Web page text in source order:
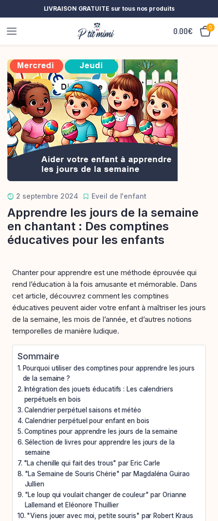
LIVRAISON GRATUITE sur tous nos produits
0.00€ 0
2 septembre 2024 Eveil de l'enfant
Apprendre les jours de la semaine
en chantant : Des comptines
éducatives pour les enfants
Chanter pour apprendre est une méthode éprouvée qui
rend l’éducation à la fois amusante et mémorable. Dans
cet article, découvrez comment les comptines
éducatives peuvent aider votre enfant à maîtriser les jours
de la semaine, les mois de l’année, et d’autres notions
temporelles de manière ludique.
Sommaire
Pourquoi utiliser des comptines pour apprendre les jours
de la semaine ?
Intégration des jouets éducatifs : Les calendriers
perpétuels en bois
Calendrier perpétuel saisons et météo
Calendrier perpétuel pour enfant en bois
Comptines pour apprendre les jours de la semaine
Sélection de livres pour apprendre les jours de la
semaine
"La chenille qui fait des trous" par Eric Carle
"La Semaine de Souris Chérie" par Magdaléna Guirao
Jullien
"Le loup qui voulait changer de couleur" par Orianne
Lallemand et Eléonore Thuillier
"Viens jouer avec moi, petite souris" par Robert Kraus